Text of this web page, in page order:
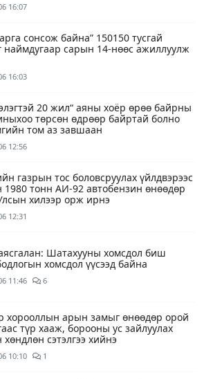
16:07
сонсож байна” 150150 тусгай
наймдугаар сарын 14-нөөс ажиллуулж
16:03
20 жил“ аяны хоёр өрөө байрны
төрсөн өдрөөр байртай болно
том аз завшаан
12:56
газрын тос боловсруулах үйлдвэрээс
1980 тонн АИ-92 автобензин өнөөдөр
хилээр орж ирнэ
12:31
Шатахууны хомсдол биш
хомсдол үүсээд байна
11:46 6
хорооллын арын замыг өнөөдөр орой
түр хааж, борооны ус зайлуулах
сэтэлгээ хийнэ
10:10 1